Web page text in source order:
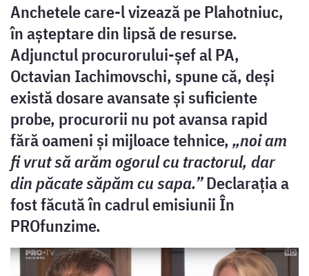
Anchetele care-l vizează pe Plahotniuc,
în așteptare din lipsă de resurse.
Adjunctul procurorului-șef al PA,
Octavian Iachimovschi, spune că, deși
există dosare avansate și suficiente
probe, procurorii nu pot avansa rapid
fără oameni și mijloace tehnice, „noi am
fi vrut să arăm ogorul cu tractorul, dar
din păcate săpăm cu sapa.”Declarația a
fost făcută în cadrul emisiunii În
PROfunzime.